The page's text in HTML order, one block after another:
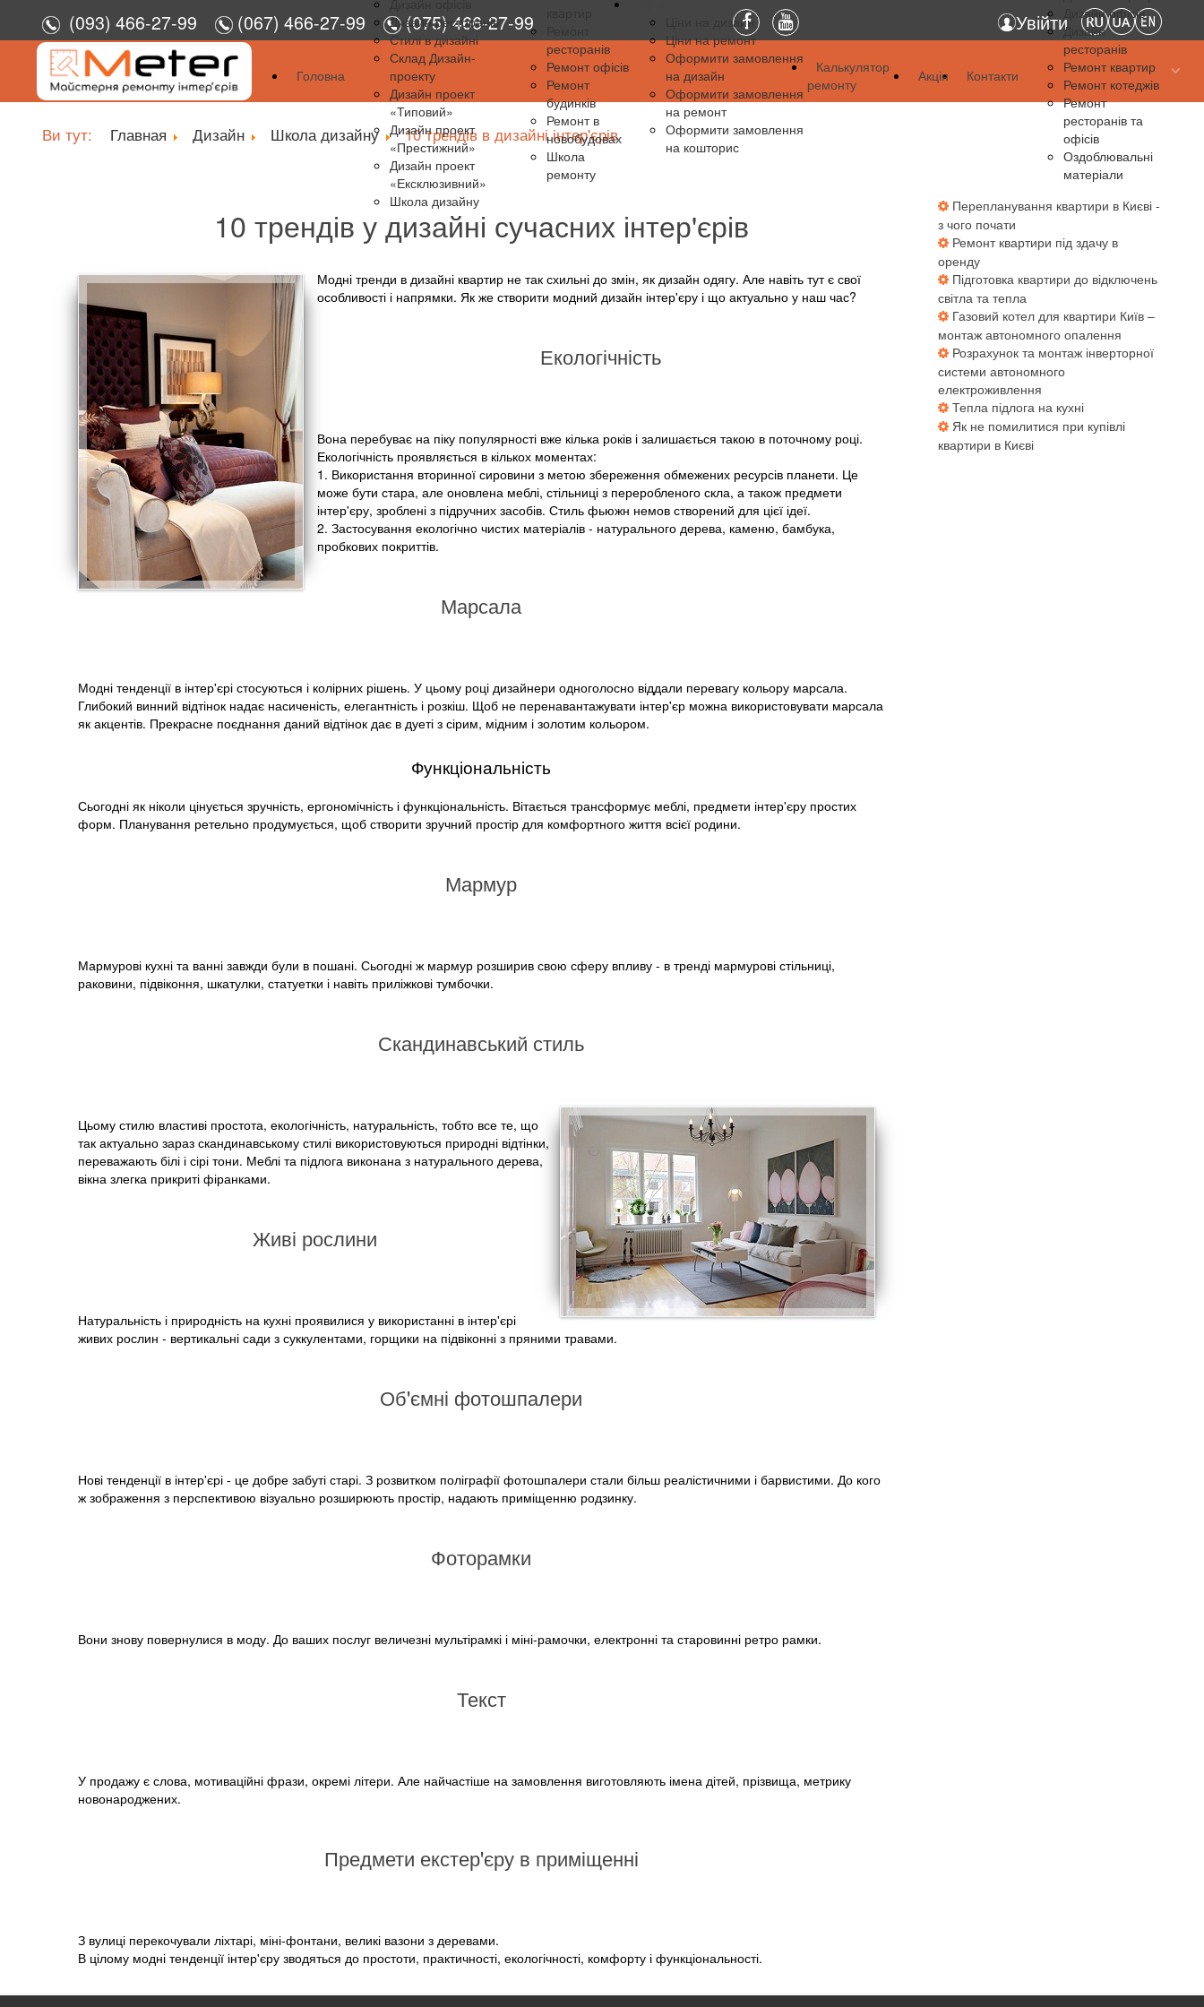
(093) 466-27-99 (067) 466-27-99 (075) 466-27-99 Увійти
Головна
Дизайн ресторанів
Стилі в дизайні
Склад Дизайн-
проекту
Дизайн проект
«Типовий»
Дизайн проект
«Престижний»
Дизайн проект
«Ексклюзивний»
Школа дизайну
ресторанів
Ремонт офісів
Ремонт
будинків
Ремонт в
новобудовах
Школа
ремонту
Ціни на дизайн
Ціни на ремонт
Оформити замовлення
на дизайн
Оформити замовлення
на ремонт
Оформити замовлення
на кошторис
Калькулятор
ремонту
Акція Контакти
Дизайн офісів
Дизайн
ресторанів
Ремонт квартир
Ремонт котеджів
Ремонт
ресторанів та
офісів
Оздоблювальні
матеріали
Ви тут: Главная Дизайн Школа дизайну 10 трендів в дизайні інтер'єрів
10 трендів у дизайні сучасних інтер'єрів
Модні тренди в дизайні квартир не так схильні до змін, як дизайн одягу. Але навіть тут є свої
особливості і напрямки. Як же створити модний дизайн інтер'єру і що актуально у наш час?
Екологічність
Вона перебуває на піку популярності вже кілька років і залишається такою в поточному році.
Екологічність проявляється в кількох моментах:
1. Використання вторинної сировини з метою збереження обмежених ресурсів планети. Це
може бути стара, але оновлена ​​меблі, стільниці з переробленого скла, а також предмети
інтер'єру, зроблені з підручних засобів. Стиль фьюжн немов створений для цієї ідеї.
2. Застосування екологічно чистих матеріалів - натурального дерева, каменю, бамбука,
пробкових покриттів.
Марсала
Модні тенденції в інтер'єрі стосуються і колірних рішень. У цьому році дизайнери одноголосно віддали перевагу кольору марсала.
Глибокий винний відтінок надає насиченість, елегантність і розкіш. Щоб не перенавантажувати інтер'єр можна використовувати марсала
як акцентів. Прекрасне поєднання даний відтінок дає в дуеті з сірим, мідним і золотим кольором.
Функціональність
Сьогодні як ніколи цінується зручність, ергономічність і функціональність. Вітається трансформує меблі, предмети інтер'єру простих
форм. Планування ретельно продумується, щоб створити зручний простір для комфортного життя всієї родини.
Мармур
Мармурові кухні та ванні завжди були в пошані. Сьогодні ж мармур розширив свою сферу впливу - в тренді мармурові стільниці,
раковини, підвіконня, шкатулки, статуетки і навіть приліжкові тумбочки.
Скандинавський стиль
Цьому стилю властиві простота, екологічність, натуральність, тобто все те, що
так актуально зараз скандинавському стилі використовуються природні відтінки,
переважають білі і сірі тони. Меблі та підлога виконана з натурального дерева,
вікна злегка прикриті фіранками.
Живі рослини
Натуральність і природність на кухні проявилися у використанні в інтер'єрі
живих рослин - вертикальні сади з суккулентами, горщики на підвіконні з пряними травами.
Об'ємні фотошпалери
Нові тенденції в інтер'єрі - це добре забуті старі. З розвитком поліграфії фотошпалери стали більш реалістичними і барвистими. До кого
ж зображення з перспективою візуально розширюють простір, надають приміщенню родзинку.
Фоторамки
Вони знову повернулися в моду. До ваших послуг величезні мультірамкі і міні-рамочки, електронні та старовинні ретро рамки.
Текст
У продажу є слова, мотиваційні фрази, окремі літери. Але найчастіше на замовлення виготовляють імена дітей, прізвища, метрику
новонароджених.
Предмети екстер'єру в приміщенні
З вулиці перекочували ліхтарі, міні-фонтани, великі вазони з деревами.
В цілому модні тенденції інтер'єру зводяться до простоти, практичності, екологічності, комфорту і функціональності.
Перепланування квартири в Києві -
з чого почати
Ремонт квартири під здачу в
оренду
Підготовка квартири до відключень
світла та тепла
Газовий котел для квартири Київ –
монтаж автономного опалення
Розрахунок та монтаж інверторної
системи автономного
електроживлення
Тепла підлога на кухні
Як не помилитися при купівлі
квартири в Києві